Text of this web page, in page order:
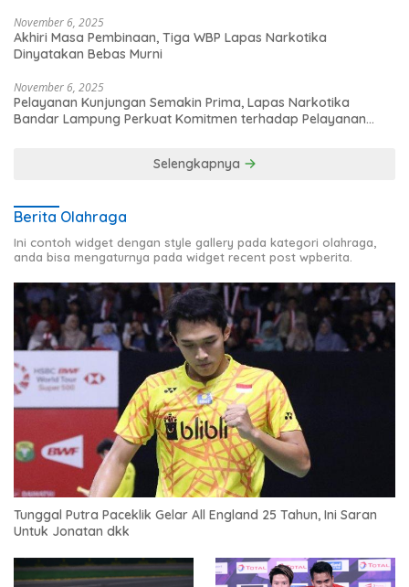
November 6, 2025
Akhiri Masa Pembinaan, Tiga WBP Lapas Narkotika
Dinyatakan Bebas Murni
November 6, 2025
Pelayanan Kunjungan Semakin Prima, Lapas Narkotika
Bandar Lampung Perkuat Komitmen terhadap Pelayanan
Selengkapnya
Berita Olahraga
Ini contoh widget dengan style gallery pada kategori olahraga,
anda bisa mengaturnya pada widget recent post wpberita.
Tunggal Putra Paceklik Gelar All England 25 Tahun, Ini Saran
Untuk Jonatan dkk